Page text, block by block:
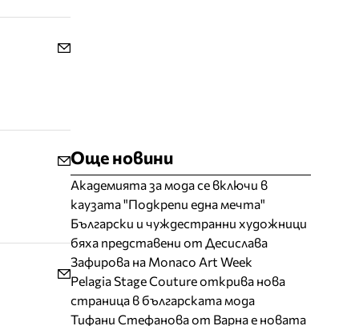
Още новини
Академията за мода се включи в
каузата "Подкрепи една мечта"
Български и чуждестранни художници
бяха представени от Десислава
Зафирова на Monaco Art Week
Pelagia Stage Couture открива нова
страница в българската мода
Тифани Стефанова от Варна е новата